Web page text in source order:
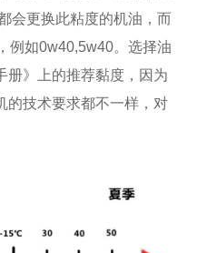
会更换此粘度的机油，而
例如0w40,5w40。选择油
册》上的推荐黏度，因为
的技术要求都不一样，对